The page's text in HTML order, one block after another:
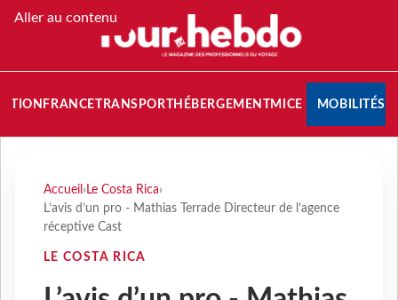
Aller au contenu
FRANCETRANSPORT HÉBERGEMENTMICE MOBILITÉS
Accueil › Le Costa Rica›
L’avis d’un pro - Mathias Terrade Directeur de l’agence
réceptive Cast
LE COSTA RICA